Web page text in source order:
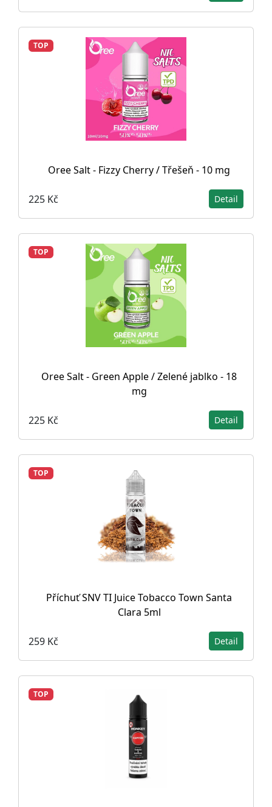
TOP
Oree Salt - Fizzy Cherry / Třešeň - 10 mg
225 Kč Detail
TOP
Oree Salt - Green Apple / Zelené jablko - 18
mg
225 Kč Detail
TOP
Příchuť SNV TI Juice Tobacco Town Santa
Clara 5ml
259 Kč Detail
TOP